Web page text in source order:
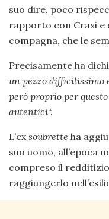
suo dire, poco
rapporto con Craxi e
compagna, che le
Precisamente ha
un pezzo difficilissimo
però proprio per
autentici“.
L’exsoubrette ha
suo uomo, all’epoca
compreso il
raggiungerlo